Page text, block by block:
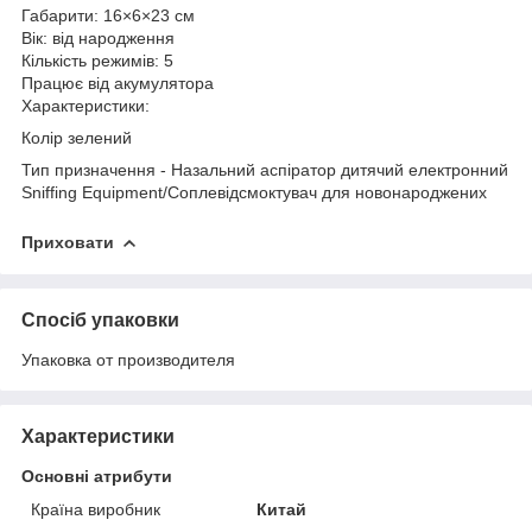
Габарити: 16×6×23 см
Вік: від народження
Кількість режимів: 5
Працює від акумулятора
Характеристики:
Колір зелений
Тип призначення - Назальний аспіратор дитячий електронний
Sniffing Equipment/Соплевідсмоктувач для новонароджених
Приховати
Спосіб упаковки
Упаковка от производителя
Характеристики
Основні атрибути
Країна виробник
Китай